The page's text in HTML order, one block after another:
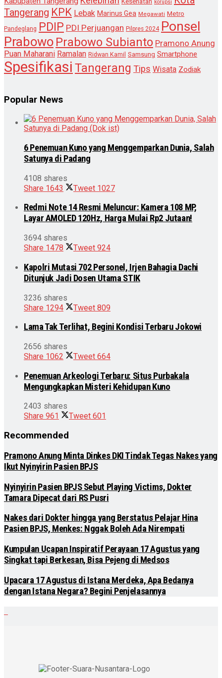
korupsi
Tangerang KPK Lebak Marinus Gea Megawati Metro
Pandeglang PDIP PDI Perjuangan Pilpres 2024 Ponsel
Prabowo Prabowo Subianto Pramono Anung
Puan Maharani Ramalan Ridwan Kamil Samsung Smartphone
Spesifikasi Tangerang Tips Wisata Zodiak
Popular News
6 Penemuan Kuno yang Menggemparkan Dunia, Salah
Satunya di Padang
4108 shares
Share 1643 Tweet 1027
Redmi Note 14 Resmi Meluncur: Kamera 108 MP,
Layar AMOLED 120Hz, Harga Mulai Rp2 Jutaan!
3694 shares
Share 1478 Tweet 924
Kapolri Mutasi 702 Personel, Irjen Bahagia Dachi
Ditunjuk Jadi Dosen Utama STIK
3236 shares
Share 1294 Tweet 809
Lama Tak Terlihat, Begini Kondisi Terbaru Jokowi
2656 shares
Share 1062 Tweet 664
Penemuan Arkeologi Terbaru: Situs Purbakala
Mengungkapkan Misteri Kehidupan Kuno
2403 shares
Share 961 Tweet 601
Recommended
Pramono Anung Minta Dinkes DKI Tindak Tegas Nakes yang
Ikut Nyinyirin Pasien BPJS
Nyinyirin Pasien BPJS Sebut Playing Victims, Dokter
Tamara Dipecat dari RS Pusri
Nakes dari Dokter hingga yang Berstatus Pelajar Hina
Pasien BPJS, Menkes: Nggak Boleh Ada Nirempati
Kumpulan Ucapan Inspiratif Perayaan 17 Agustus yang
Singkat tapi Berkesan, Bisa Pejeng di Medsos
Upacara 17 Agustus di Istana Merdeka, Apa Bedanya
dengan Istana Negara? Begini Penjelasannya